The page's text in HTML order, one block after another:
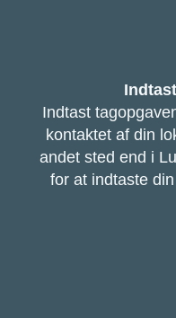
Indtast
kontaktet af din
andet sted end i
for at indtaste